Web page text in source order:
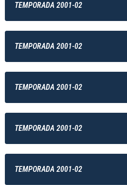
TEMPORADA 2001-02
TEMPORADA 2001-02
TEMPORADA 2001-02
TEMPORADA 2001-02
TEMPORADA 2001-02